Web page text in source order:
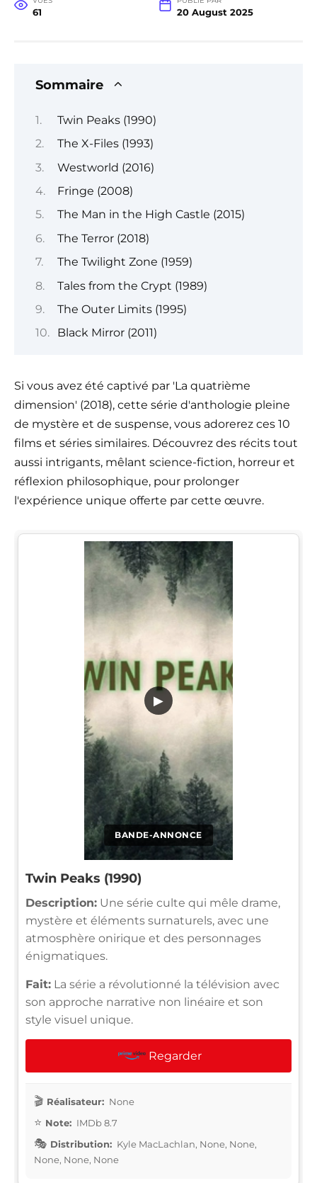
61 20 August 2025
Sommaire
Twin Peaks (1990)
The X-Files (1993)
Westworld (2016)
Fringe (2008)
The Man in the High Castle (2015)
The Terror (2018)
The Twilight Zone (1959)
Tales from the Crypt (1989)
The Outer Limits (1995)
Black Mirror (2011)
Si vous avez été captivé par 'La quatrième
dimension' (2018), cette série d'anthologie pleine
de mystère et de suspense, vous adorerez ces 10
films et séries similaires. Découvrez des récits tout
aussi intrigants, mêlant science-fiction, horreur et
réflexion philosophique, pour prolonger
l'expérience unique offerte par cette œuvre.
BANDE-ANNONCE
▶
Twin Peaks (1990)
Description: Une série culte qui mêle drame,
mystère et éléments surnaturels, avec une
atmosphère onirique et des personnages
énigmatiques.
Fait: La série a révolutionné la télévision avec
son approche narrative non linéaire et son
style visuel unique.
Regarder
Réalisateur: None
Note: IMDb 8.7
Distribution: Kyle MacLachlan, None, None,
None, None, None